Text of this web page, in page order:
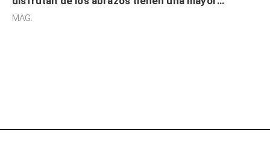
sensibilidad a los estímulos físicos y no es por
MAG.